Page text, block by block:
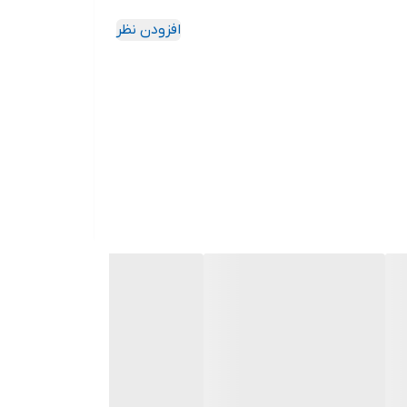
افزودن نظر